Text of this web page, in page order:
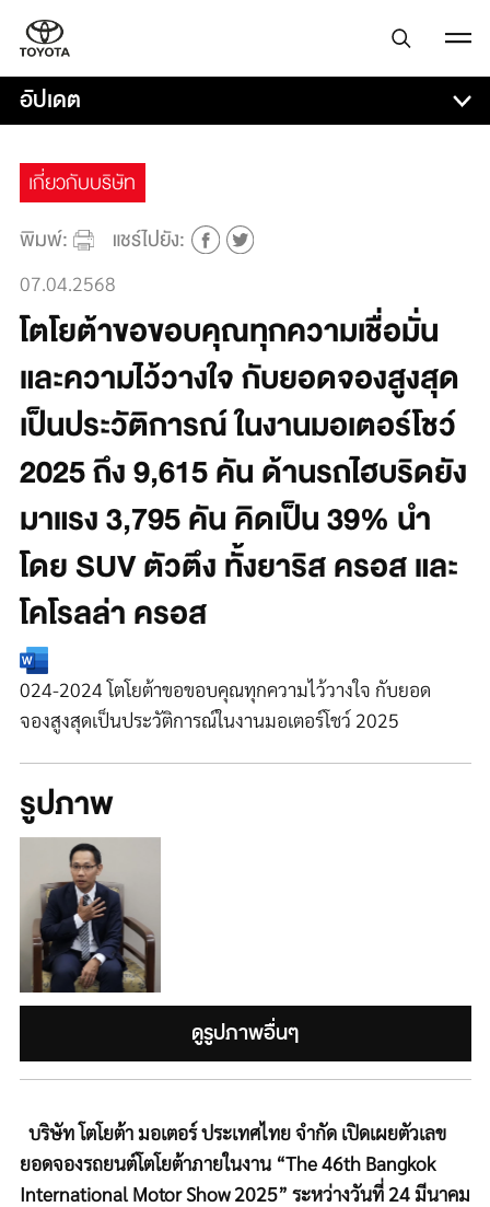
อัปเดต
เกี่ยวกับบริษัท
พิมพ์:
แชร์ไปยัง:
07.04.2568
โตโยต้าขอขอบคุณทุกความเชื่อมั่น
และความไว้วางใจ กับยอดจองสูงสุด
เป็นประวัติการณ์ ในงานมอเตอร์โชว์
2025 ถึง 9,615 คัน ด้านรถไฮบริดยัง
มาแรง 3,795 คัน คิดเป็น 39% นำ
โดย SUV ตัวตึง ทั้งยาริส ครอส และ
โคโรลล่า ครอส
024-2024 โตโยต้าขอขอบคุณทุกความไว้วางใจ กับยอด
จองสูงสุดเป็นประวัติการณ์ในงานมอเตอร์โชว์ 2025
รูปภาพ
ดูรูปภาพอื่นๆ
บริษัท โตโยต้า มอเตอร์ ประเทศไทย จำกัด เปิดเผยตัวเลข
ยอดจองรถยนต์โตโยต้าภายในงาน “The 46th Bangkok
International Motor Show 2025” ระหว่างวันที่ 24 มีนาคม